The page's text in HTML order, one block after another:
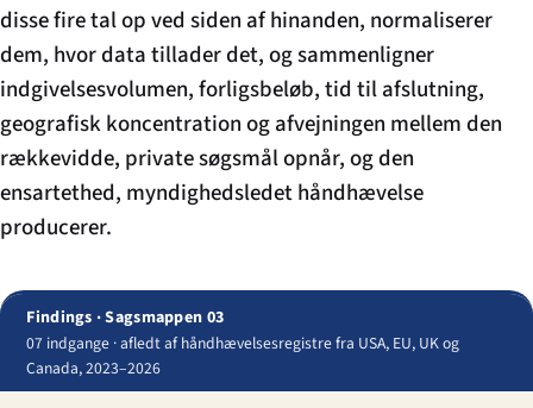
disse fire tal op ved siden af hinanden, normaliserer
dem, hvor data tillader det, og sammenligner
indgivelsesvolumen, forligsbeløb, tid til afslutning,
geografisk koncentration og afvejningen mellem den
rækkevidde, private søgsmål opnår, og den
ensartethed, myndighedsledet håndhævelse
producerer.
Findings · Sagsmappen 03
07 indgange · afledt af håndhævelsesregistre fra USA, EU, UK og
Canada, 2023–2026